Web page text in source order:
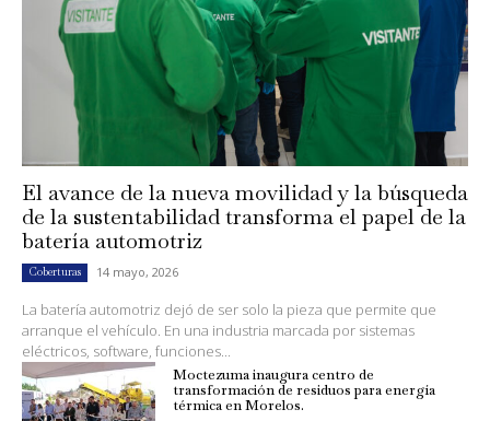
El avance de la nueva movilidad y la búsqueda
de la sustentabilidad transforma el papel de la
batería automotriz
Coberturas 14 mayo, 2026
La batería automotriz dejó de ser solo la pieza que permite que
arranque el vehículo. En una industria marcada por sistemas
eléctricos, software, funciones...
Moctezuma inaugura centro de
transformación de residuos para energía
térmica en Morelos.